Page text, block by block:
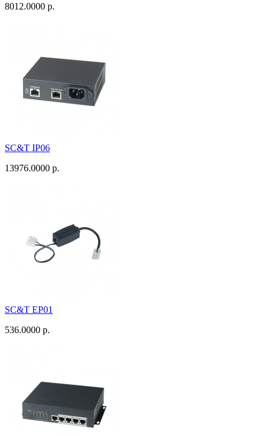
8012.0000 р.
SC&T IP06
13976.0000 р.
SC&T EP01
536.0000 р.